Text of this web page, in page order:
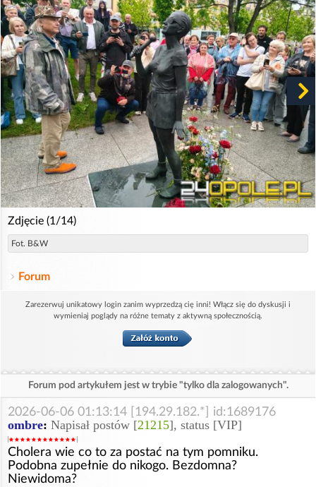
Zdjęcie (1/14)
Fot. B&W
Forum
Zarezerwuj unikatowy login zanim wyprzedzą cię inni! Włącz się do dyskusji i
wymieniaj poglądy na różne tematy z aktywną społecznością.
Forum pod artykułem jest w trybie "tylko dla zalogowanych".
2026-06-06 01:13:14 [194.29.182.*] id:1689176
ombre: Napisał postów [21215], status [VIP]
Cholera wie co to za postać na tym pomniku.
Podobna zupełnie do nikogo. Bezdomna?
Niewidoma?